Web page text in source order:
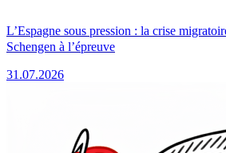
L’Espagne sous pression : la crise
Schengen à l’épreuve
31.07.2026